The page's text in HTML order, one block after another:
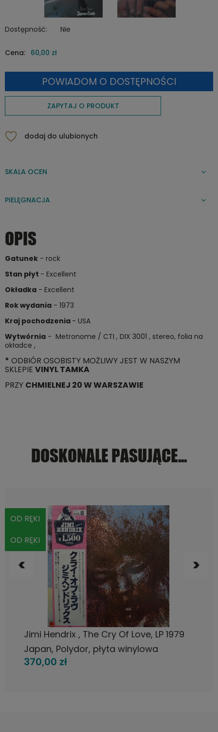
Dostępność: Nie
Cena: 60,00 zł
POWIADOM O DOSTĘPNOŚCI
ZAPYTAJ O PRODUKT
dodaj do ulubionych
SKALA OCEN
PIELĘGNACJA
OPIS
Gatunek - rock
Stan płyt - Excellent
Okładka - Excellent
Rok wydania - 1973
Kraj pochodzenia - USA
Wytwórnia - Metronome / CTI , DIX 3001 , stereo, folia na
okładce ,
* ODBIÓR OSOBISTY MOŻLIWY JEST W NASZYM
SKLEPIE VINYL TAMKA
PRZY CHMIELNEJ 20 W WARSZAWIE
DOSKONALE PASUJĄCE...
Jimi Hendrix , The Cry Of Love, LP 1979
Japan, Polydor, płyta winylowa
370,00 zł
DO KOSZYKA
OD RĘKI
OD RĘKI